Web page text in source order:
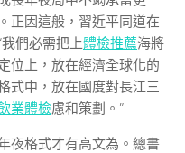
正因這般，習近平同道在
們必需把上體檢推薦海將
位上，放在經濟全球化的
式中，放在國度對長江三
業體檢慮和策劃。”
格式才有高文為。總書